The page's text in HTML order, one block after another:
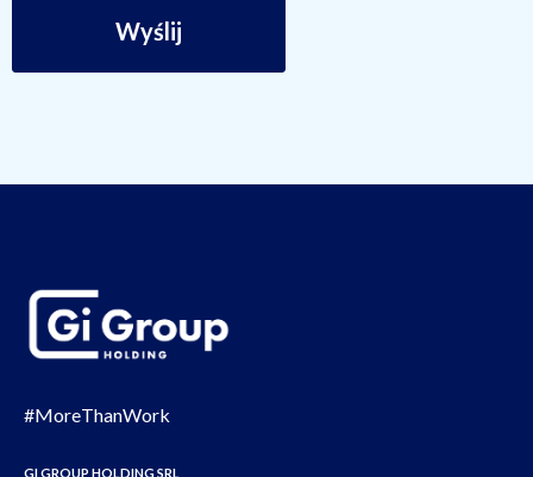
#MoreThanWork
GI GROUP HOLDING SRL